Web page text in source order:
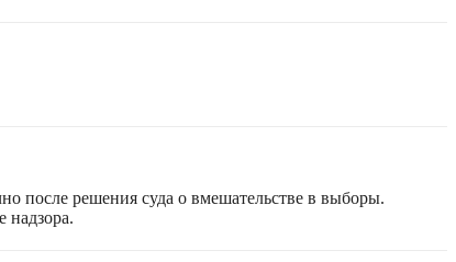
после решения суда о вмешательстве в выборы.
надзора.